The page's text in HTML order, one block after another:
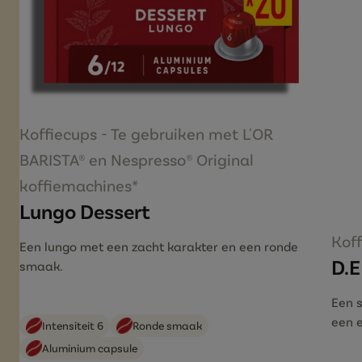
Koffiecups - Te gebruiken met L'OR
BARISTA® en Nespresso® Original
koffiemachines*
Lungo Dessert
Een lungo met een zacht karakter en een ronde
smaak.
Intensiteit 6
Ronde smaak
Aluminium capsule
Een
een